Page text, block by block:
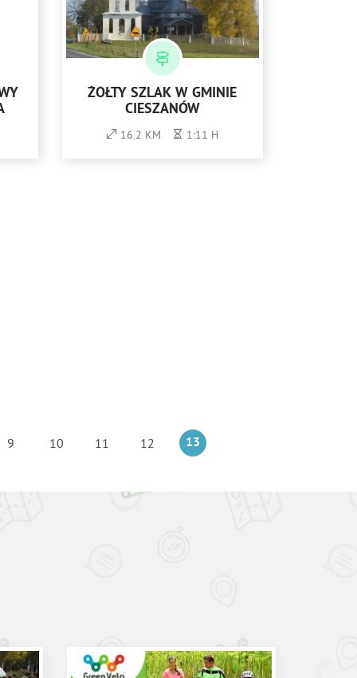
ŻÓŁTY SZLAK W GMINIE
CIESZANÓW
16.2 KM 1:11 H
9 10 11 12 13